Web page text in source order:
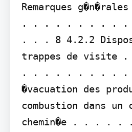
Remarques
. . . . . . . . . .
. . . 8 4.2.2
trappes de
. . . . . . . . . .
�vacuation des
combustion dans un
chemin�e . . . .